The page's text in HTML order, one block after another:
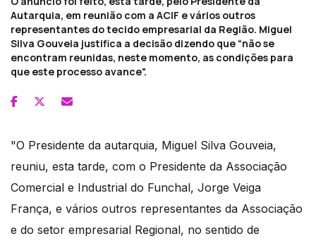
Autarquia, em reunião com a ACIF e vários outros
representantes do tecido empresarial da Região. Miguel
Silva Gouveia justifica a decisão dizendo que “não se
encontram reunidas, neste momento, as condições para
que este processo avance".
"O Presidente da autarquia, Miguel Silva Gouveia,
reuniu, esta tarde, com o Presidente da Associação
Comercial e Industrial do Funchal, Jorge Veiga
França, e vários outros representantes da Associação
e do setor empresarial Regional, no sentido de